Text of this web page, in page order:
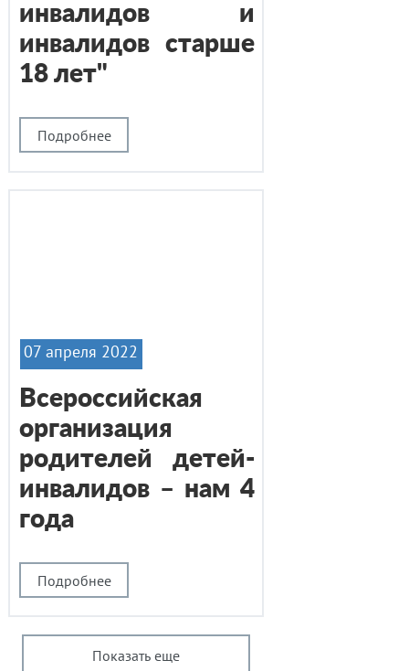
Подробнее
инвалидов и
инвалидов старше
18 лет"
Подробнее
Всероссийская
организация
родителей детей-
инвалидов – нам 4
года
07 апреля 2022
Показать еще